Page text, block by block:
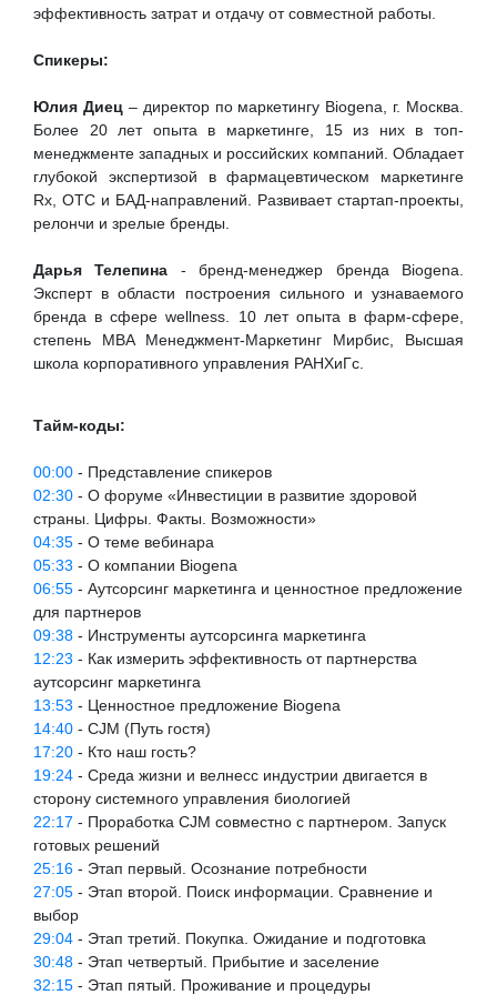
эффективность затрат и отдачу от совместной работы.
Cпикеры:
Юлия Диец – директор по маркетингу Biogena, г. Москва.
Более 20 лет опыта в маркетинге, 15 из них в топ-
менеджменте западных и российских компаний. Обладает
глубокой экспертизой в фармацевтическом маркетинге
Rx, ОТС и БАД-направлений. Развивает стартап-проекты,
релончи и зрелые бренды.
Дарья Телепина - бренд-менеджер бренда Biogena.
Эксперт в области построения сильного и узнаваемого
бренда в сфере wellness. 10 лет опыта в фарм-сфере,
степень MBA Менеджмент-Маркетинг Мирбис, Высшая
школа корпоративного управления РАНХиГс.
Тайм-коды:
00:00 - Представление спикеров
02:30 - О форуме «Инвестиции в развитие здоровой
страны. Цифры. Факты. Возможности»
04:35 - О теме вебинара
05:33 - О компании Biogena
06:55 - Аутсорсинг маркетинга и ценностное предложение
для партнеров
09:38 - Инструменты аутсорсинга маркетинга
12:23 - Как измерить эффективность от партнерства
аутсорсинг маркетинга
13:53 - Ценностное предложение Biogena
14:40 - CJM (Путь гостя)
17:20 - Кто наш гость?
19:24 - Среда жизни и велнесс индустрии двигается в
сторону системного управления биологией
22:17 - Проработка CJM совместно с партнером. Запуск
готовых решений
25:16 - Этап первый. Осознание потребности
27:05 - Этап второй. Поиск информации. Сравнение и
выбор
29:04 - Этап третий. Покупка. Ожидание и подготовка
30:48 - Этап четвертый. Прибытие и заселение
32:15 - Этап пятый. Проживание и процедуры